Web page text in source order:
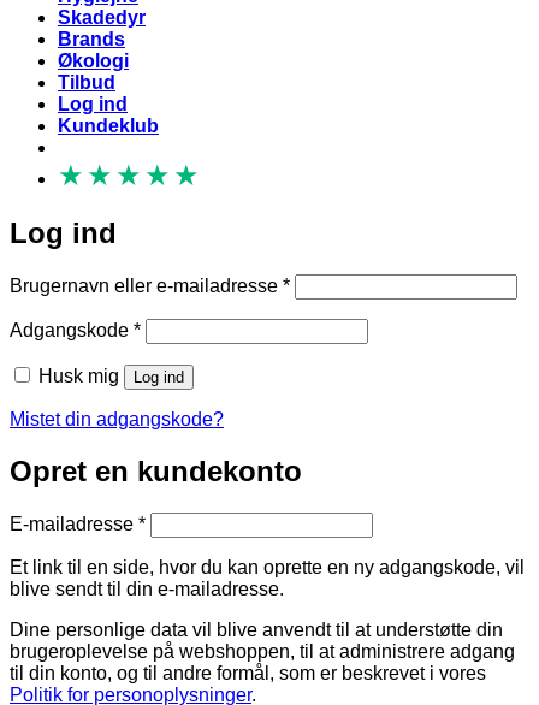
Skadedyr
Brands
Økologi
Tilbud
Log ind
Kundeklub
★ ★ ★ ★ ★
Log ind
Brugernavn eller e-mailadresse *Påkrævet
Adgangskode *Påkrævet
Husk mig Log ind
Mistet din adgangskode?
Opret en kundekonto
E-mailadresse *Påkrævet
Et link til en side, hvor du kan oprette en ny adgangskode, vil
blive sendt til din e-mailadresse.
Dine personlige data vil blive anvendt til at understøtte din
brugeroplevelse på webshoppen, til at administrere adgang
til din konto, og til andre formål, som er beskrevet i vores
Politik for personoplysninger.